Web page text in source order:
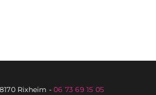
Rixheim -06 73 69 15 05